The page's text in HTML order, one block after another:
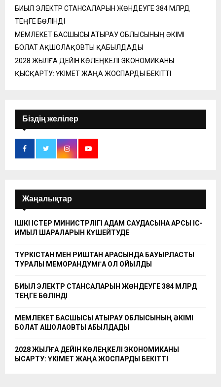
БИЫЛ ЭЛЕКТР СТАНСАЛАРЫН ЖӨНДЕУГЕ 384 МЛРД
ТЕҢГЕ БӨЛІНДІ
МЕМЛЕКЕТ БАСШЫСЫ АТЫРАУ ОБЛЫСЫНЫҢ ӘКІМІ
БОЛАТ АҚШОЛАҚОВТЫ ҚАБЫЛДАДЫ
2028 ЖЫЛҒА ДЕЙІН КӨЛЕҢКЕЛІ ЭКОНОМИКАНЫ
ҚЫСҚАРТУ: ҮКІМЕТ ЖАҢА ЖОСПАРДЫ БЕКІТТІ
Біздің желілер
Жаңалықтар
ІШКІ ІСТЕР МИНИСТРЛІГІ АДАМ САУДАСЫНА ҚАРСЫ ІС-
ҚИМЫЛ ШАРАЛАРЫН КҮШЕЙТУДЕ
ТҮРКІСТАН МЕН РИШТАН АРАСЫНДА БАУЫРЛАСТЫҚ
ТУРАЛЫ МЕМОРАНДУМҒА ҚОЛ ҚОЙЫЛДЫ
БИЫЛ ЭЛЕКТР СТАНСАЛАРЫН ЖӨНДЕУГЕ 384 МЛРД
ТЕҢГЕ БӨЛІНДІ
МЕМЛЕКЕТ БАСШЫСЫ АТЫРАУ ОБЛЫСЫНЫҢ ӘКІМІ
БОЛАТ АҚШОЛАҚОВТЫ ҚАБЫЛДАДЫ
2028 ЖЫЛҒА ДЕЙІН КӨЛЕҢКЕЛІ ЭКОНОМИКАНЫ
ҚЫСҚАРТУ: ҮКІМЕТ ЖАҢА ЖОСПАРДЫ БЕКІТТІ